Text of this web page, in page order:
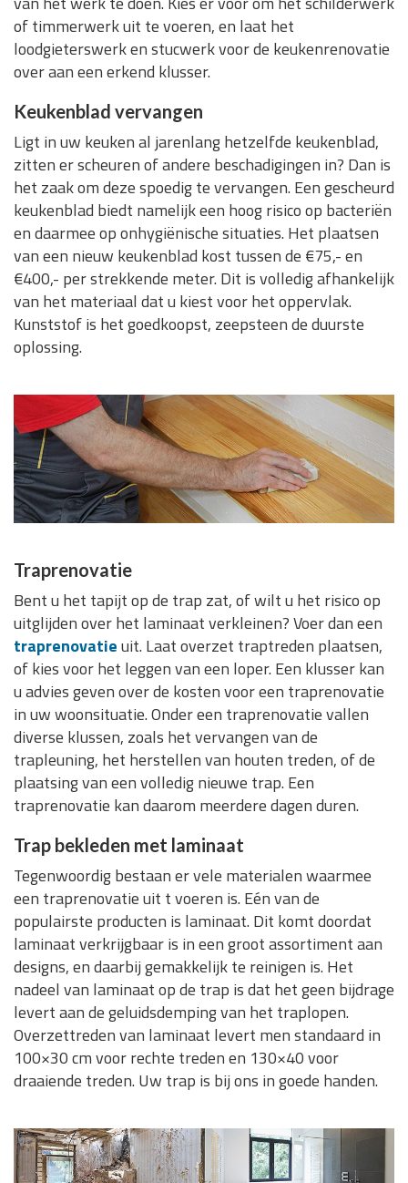
of timmerwerk uit te voeren, en laat het
loodgieterswerk en stucwerk voor de keukenrenovatie
over aan een erkend klusser.
Keukenblad vervangen
Ligt in uw keuken al jarenlang hetzelfde keukenblad,
zitten er scheuren of andere beschadigingen in? Dan is
het zaak om deze spoedig te vervangen. Een gescheurd
keukenblad biedt namelijk een hoog risico op bacteriën
en daarmee op onhygiënische situaties. Het plaatsen
van een nieuw keukenblad kost tussen de €75,- en
€400,- per strekkende meter. Dit is volledig afhankelijk
van het materiaal dat u kiest voor het oppervlak.
Kunststof is het goedkoopst, zeepsteen de duurste
oplossing.
Traprenovatie
Bent u het tapijt op de trap zat, of wilt u het risico op
uitglijden over het laminaat verkleinen? Voer dan een
traprenovatieuit. Laat overzet traptreden plaatsen,
of kies voor het leggen van een loper. Een klusser kan
u advies geven over de kosten voor een traprenovatie
in uw woonsituatie. Onder een traprenovatie vallen
diverse klussen, zoals het vervangen van de
trapleuning, het herstellen van houten treden, of de
plaatsing van een volledig nieuwe trap. Een
traprenovatie kan daarom meerdere dagen duren.
Trap bekleden met laminaat
Tegenwoordig bestaan er vele materialen waarmee
een traprenovatie uit t voeren is. Eén van de
populairste producten is laminaat. Dit komt doordat
laminaat verkrijgbaar is in een groot assortiment aan
designs, en daarbij gemakkelijk te reinigen is. Het
nadeel van laminaat op de trap is dat het geen bijdrage
levert aan de geluidsdemping van het traplopen.
Overzettreden van laminaat levert men standaard in
100×30 cm voor rechte treden en 130×40 voor
draaiende treden. Uw trap is bij ons in goede handen.